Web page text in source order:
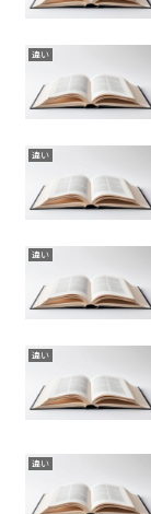
違い
違い
違い
違い
違い